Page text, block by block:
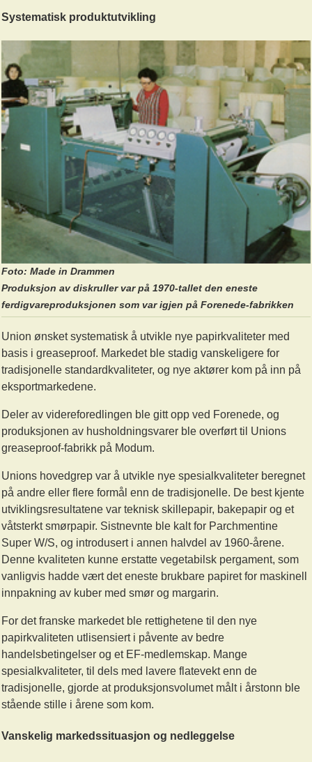
Systematisk produktutvikling
Foto: Made in Drammen
Produksjon av diskruller var på 1970-tallet den eneste
ferdigvareproduksjonen som var igjen på Forenede-fabrikken
Union ønsket systematisk å utvikle nye papirkvaliteter med
basis i greaseproof. Markedet ble stadig vanskeligere for
tradisjonelle standardkvaliteter, og nye aktører kom på inn på
eksportmarkedene.
Deler av videreforedlingen ble gitt opp ved Forenede, og
produksjonen av husholdningsvarer ble overført til Unions
greaseproof-fabrikk på Modum.
Unions hovedgrep var å utvikle nye spesialkvaliteter beregnet
på andre eller flere formål enn de tradisjonelle. De best kjente
utviklingsresultatene var teknisk skillepapir, bakepapir og et
våtsterkt smørpapir. Sistnevnte ble kalt for Parchmentine
Super W/S, og introdusert i annen halvdel av 1960-årene.
Denne kvaliteten kunne erstatte vegetabilsk pergament, som
vanligvis hadde vært det eneste brukbare papiret for maskinell
innpakning av kuber med smør og margarin.
For det franske markedet ble rettighetene til den nye
papirkvaliteten utlisensiert i påvente av bedre
handelsbetingelser og et EF-medlemskap. Mange
spesialkvaliteter, til dels med lavere flatevekt enn de
tradisjonelle, gjorde at produksjonsvolumet målt i årstonn ble
stående stille i årene som kom.
Vanskelig markedssituasjon og nedleggelse